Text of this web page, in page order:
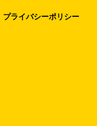
プライバシーポリシー